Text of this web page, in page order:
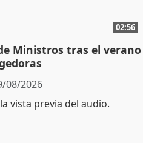
02:56
Ministros tras el verano
08/2026